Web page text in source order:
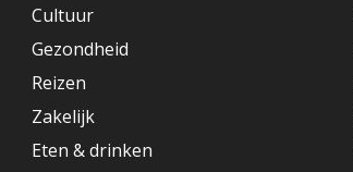
Cultuur
Gezondheid
Reizen
Zakelijk
Eten & drinken